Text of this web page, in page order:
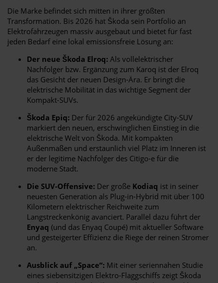
Die Marke befindet sich mitten in ihrer größten
Transformation. Bis 2026 hat Škoda sein Portfolio an
Elektrofahrzeugen massiv ausgebaut und bietet für fast
jeden Bedarf eine lokal emissionsfreie Lösung an:
Der neue Škoda Elroq: Als vollelektrischer
Nachfolger bzw. Ergänzung zum Karoq ist der Elroq
das Gesicht der neuen Design-Ära. Er bringt die
elektrische Mobilität in das wichtige Segment der
Kompakt-SUVs.
Škoda Epiq: Der für 2026 angekündigte City-SUV
markiert den neuen, erschwinglichen Einstieg in die
elektrische Welt von Škoda. Mit kompakten
Außenmaßen und erstaunlich viel Platz im Inneren ist
er der legitime Nachfolger des Citigo-e für die
moderne Stadt.
Die SUV-Offensive: Der große Kodiaq ist in seiner
neuesten Generation als Plug-in-Hybrid mit über 100
Kilometern elektrischer Reichweite zum
Langstreckenkönig avanciert. Parallel dazu führt der
Enyaq (und das Enyaq Coupé) mit aktueller Software
und gesteigerter Effizienz die Riege der reinen Stromer
an.
Ausblick auf „Space“: Mit einer seriennahen Studie
eines siebensitzigen Elektro-Flaggschiffs zeigt Škoda